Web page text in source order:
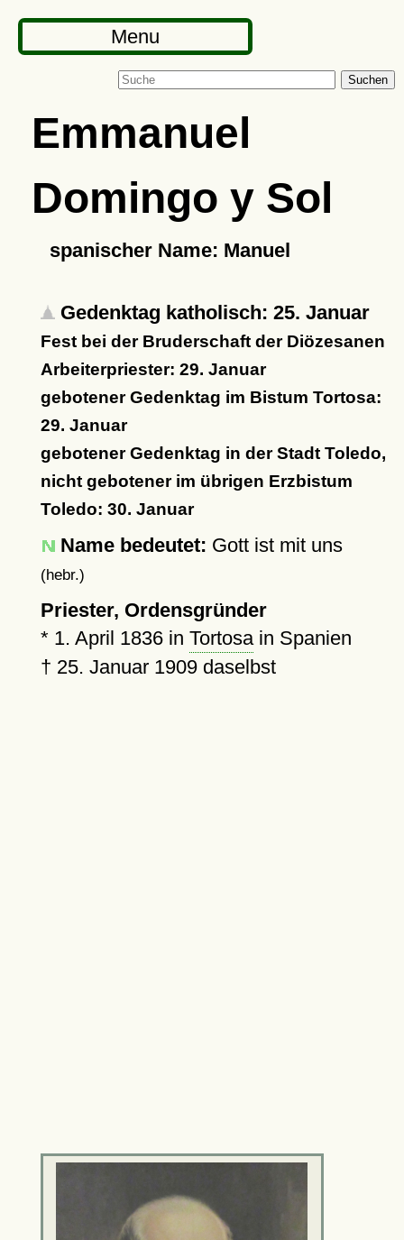
Menu
Suchen
Emmanuel
Domingo y Sol
spanischer Name: Manuel
Gedenktag katholisch: 25. Januar
Fest bei der Bruderschaft der Diözesanen
Arbeiterpriester: 29. Januar
gebotener Gedenktag im Bistum Tortosa:
29. Januar
gebotener Gedenktag in der Stadt Toledo,
nicht gebotener im übrigen Erzbistum
Toledo: 30. Januar
Name bedeutet: Gott ist mit uns
(hebr.)
Priester, Ordensgründer
* 1. April 1836in Tortosain Spanien
† 25. Januar 1909daselbst